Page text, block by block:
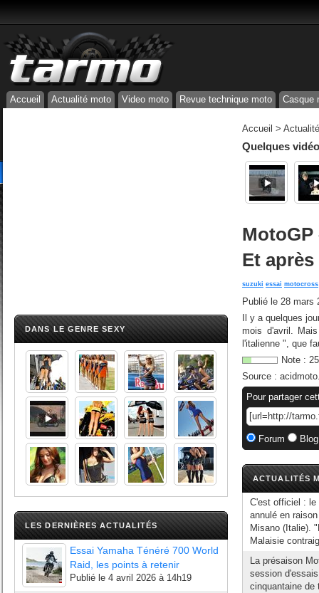
Accueil Actualité moto Video moto Revue technique moto Casque
DANS LE GENRE SEXY
LES DERNIÈRES ACTUALITÉS
Essai Yamaha Ténéré 700 World
Raid, les points à retenir
Publié le 4 avril 2026 à 14h19
Accueil >
Quelques
MotoGP
Et après
suzuki essai motocross
Publié le 28 mars
Il y a quelques
mois d'avril.
l'italienne ", que
Note : 25
Source :
Pour partager
Forum
ACTUALITÉS
C'est officiel : le
annulé en
Misano (Italie).
Malaisie
La présaison
session
cinquantaine de